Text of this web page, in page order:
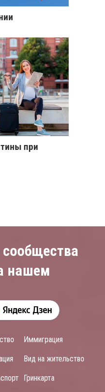
при
нашем
Иммиграция
Вид на жительство
Гринкарта